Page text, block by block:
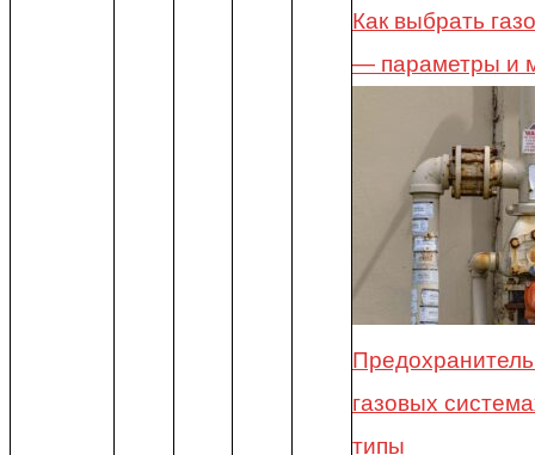
Как выбрать
— параметры и
газовых
типы